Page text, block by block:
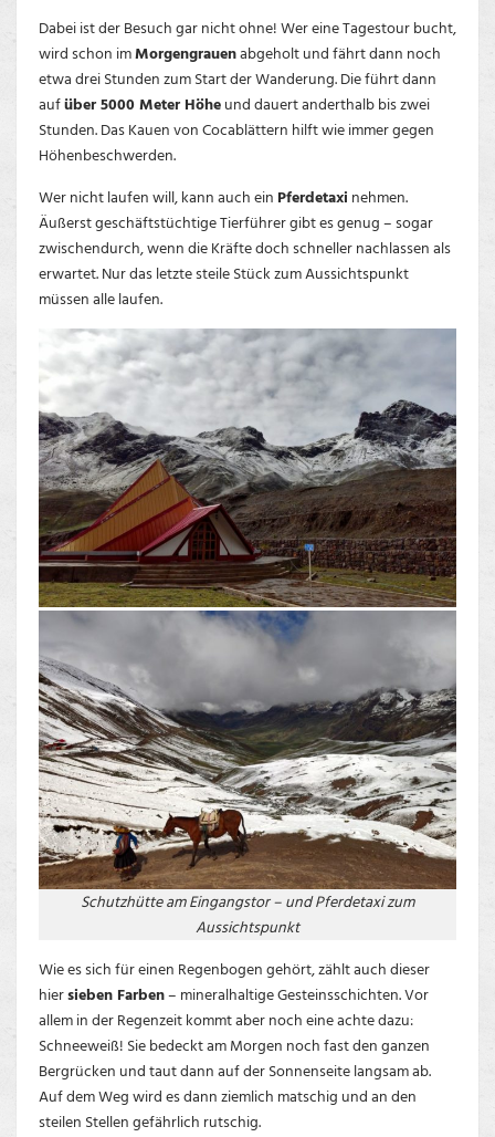
Dabei ist der Besuch gar nicht ohne! Wer eine Tagestour bucht,
wird schon imMorgengrauenabgeholt und fährt dann noch
etwa drei Stunden zum Start der Wanderung. Die führt dann
aufüber 5000 Meter Höheund dauert anderthalb bis zwei
Stunden. Das Kauen von Cocablättern hilft wie immer gegen
Höhenbeschwerden.
Wer nicht laufen will, kann auch ein Pferdetaxi nehmen.
Äußerst geschäftstüchtige Tierführer gibt es genug – sogar
zwischendurch, wenn die Kräfte doch schneller nachlassen als
erwartet. Nur das letzte steile Stück zum Aussichtspunkt
müssen alle laufen.
Schutzhütte am Eingangstor – und Pferdetaxi zum
Aussichtspunkt
Wie es sich für einen Regenbogen gehört, zählt auch dieser
hiersieben Farben– mineralhaltige Gesteinsschichten. Vor
allem in der Regenzeit kommt aber noch eine achte dazu:
Schneeweiß! Sie bedeckt am Morgen noch fast den ganzen
Bergrücken und taut dann auf der Sonnenseite langsam ab.
Auf dem Weg wird es dann ziemlich matschig und an den
steilen Stellen gefährlich rutschig.